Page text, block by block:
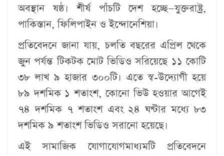
অবস্থান ষষ্ঠ। শীর্ষ পাঁচটি দেশ হচ্ছে—যুক্তরাষ্ট্র,
পাকিস্তান, ফিলিপাইন ও ইন্দোনেশিয়া।
প্রতিবেদনে জানা যায়, চলতি বছরের এপ্রিল থেকে
জুন পর্যন্ত টিকটক মোট ভিডিও সরিয়েছে ১১ কোটি
৩৮ লাখ ৯ হাজার ৩০০টি। এতে স্ব-উদ্যোগী হয়ে
৮৯ দশমিক ১ শতাংশ, কোনো ভিউ হওয়ার আগেই
৭৪ দশমিক ৭ শতাংশ এবং ২৪ ঘণ্টার মধ্যে ৮৩
দশমিক ৯ শতাংশ ভিডিও সরানো হয়েছে।
এই সামাজিক যোগাযোগমাধ্যমটি প্রতিবেদনে